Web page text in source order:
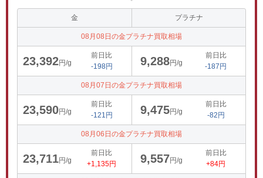
金 プラチナ
08月08日の金プラチナ買取相場
23,392円/g
前日比
-198円
9,288円/g
前日比
-187円
08月07日の金プラチナ買取相場
23,590円/g
前日比
-121円
9,475円/g
前日比
-82円
08月06日の金プラチナ買取相場
23,711円/g
前日比
+1,135円
9,557円/g
前日比
+84円